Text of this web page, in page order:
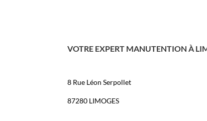
VOTRE EXPERT MANUTENTION À
8 Rue Léon Serpollet
87280 LIMOGES